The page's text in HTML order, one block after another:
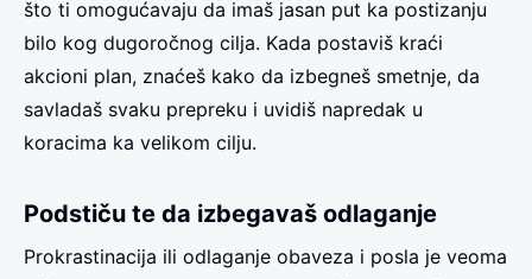
što ti omogućavaju da imaš jasan put ka postizanju
bilo kog dugoročnog cilja. Kada postaviš kraći
akcioni plan, znaćeš kako da izbegneš smetnje, da
savladaš svaku prepreku i uvidiš napredak u
koracima ka velikom cilju.
Podstiču te da izbegavaš odlaganje
Prokrastinacija ili odlaganje obaveza i posla je veoma